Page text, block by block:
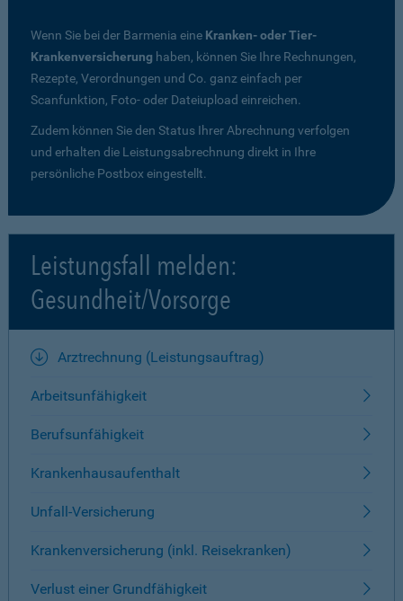
Wenn Sie bei der Barmenia eine Kranken- oder Tier-
Krankenversicherung haben, können Sie Ihre Rechnungen,
Rezepte, Verordnungen und Co. ganz einfach per
Scanfunktion, Foto- oder Dateiupload einreichen.
Zudem können Sie den Status Ihrer Abrechnung verfolgen
und erhalten die Leistungsabrechnung direkt in Ihre
persönliche Postbox eingestellt.
Leistungsfall melden:
Gesundheit/Vorsorge
Arztrechnung (Leistungsauftrag)
Arbeitsunfähigkeit
Berufsunfähigkeit
Krankenhausaufenthalt
Unfall-Versicherung
Krankenversicherung (inkl. Reisekranken)
Verlust einer Grundfähigkeit